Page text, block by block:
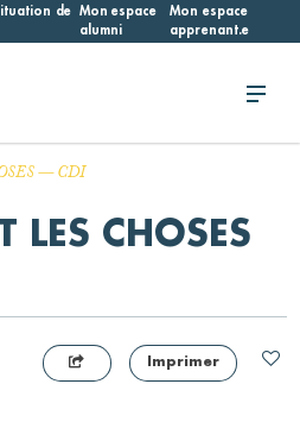
de
Mon espace
alumni
Mon espace
apprenant.e
— CDI
LES CHOSES
Imprimer